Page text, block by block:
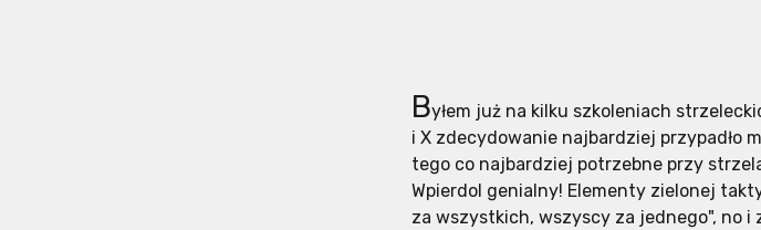
Byłem już na kilku szkoleniach
i X zdecydowanie najbardziej przypadło
tego co najbardziej potrzebne przy
Wpierdol genialny! Elementy zielonej
za wszystkich, wszyscy za jednego", no i